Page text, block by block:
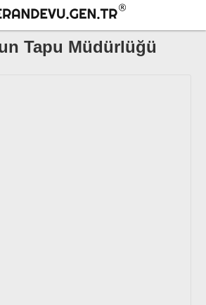
Tapu Müdürlüğü